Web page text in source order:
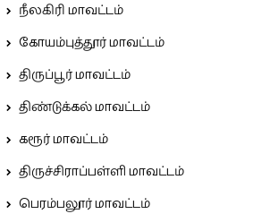
நீலகிரி மாவட்டம்
கோயம்புத்தூர் மாவட்டம்
திருப்பூர் மாவட்டம்
திண்டுக்கல் மாவட்டம்
கரூர் மாவட்டம்
திருச்சிராப்பள்ளி மாவட்டம்
பெரம்பலூர் மாவட்டம்